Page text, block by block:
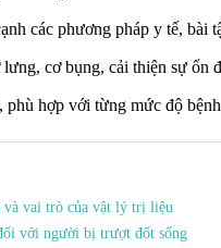
các phương pháp y tế,
cơ bụng, cải thiện sự
hợp với từng mức độ
và vai trò của vật lý trị liệu
với người bị trượt đốt sống